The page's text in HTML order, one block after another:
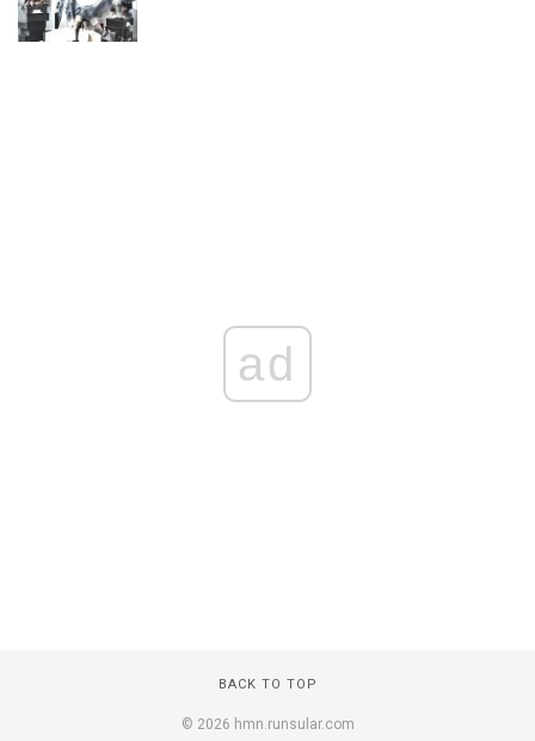
ad
BACK TO TOP
© 2026 hmn.runsular.com